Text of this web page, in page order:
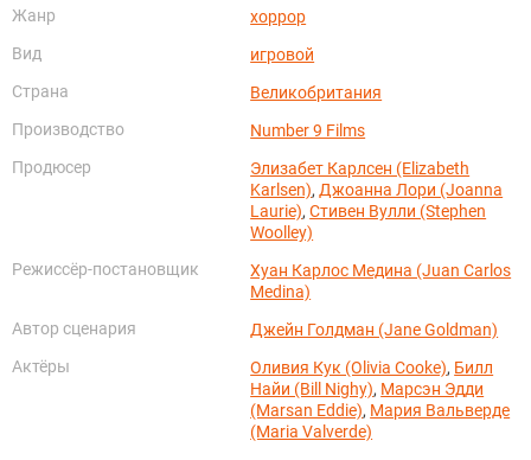
Жанр
хоррор
Вид
игровой
Страна
Великобритания
Производство
Number 9 Films
Продюсер
Элизабет Карлсен (Elizabeth
Karlsen), Джоанна Лори (Joanna
Laurie),Стивен Вулли (Stephen
Woolley)
Режиссёр-постановщик
Хуан Карлос Медина (Juan Carlos
Medina)
Автор сценария
Джейн Голдман (Jane Goldman)
Актёры
Оливия Кук (Olivia Cooke), Билл
Найи (Bill Nighy), Марсэн Эдди
(Marsan Eddie), Мария Вальверде
(Maria Valverde)